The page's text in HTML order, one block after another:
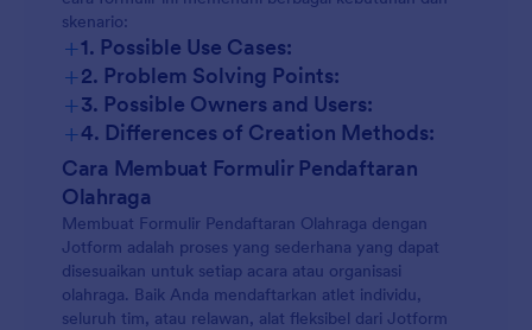
skenario:
+1. Possible Use Cases:
+2. Problem Solving Points:
+3. Possible Owners and Users:
+4. Differences of Creation Methods:
Cara Membuat Formulir Pendaftaran
Olahraga
Membuat Formulir Pendaftaran Olahraga dengan
Jotform adalah proses yang sederhana yang dapat
disesuaikan untuk setiap acara atau organisasi
olahraga. Baik Anda mendaftarkan atlet individu,
seluruh tim, atau relawan, alat fleksibel dari Jotform